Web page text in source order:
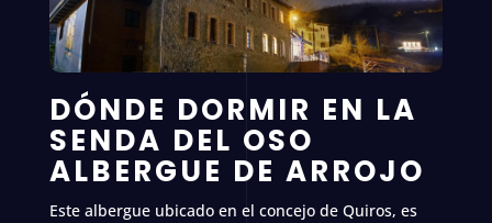
DÓNDE DORMIR EN LA
SENDA DEL OSO
ALBERGUE DE ARROJO
Este albergue ubicado en el concejo de Quiros, es